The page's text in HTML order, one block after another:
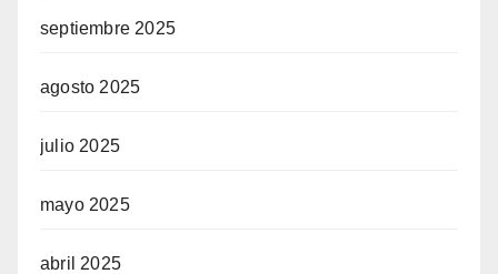
septiembre 2025
agosto 2025
julio 2025
mayo 2025
abril 2025